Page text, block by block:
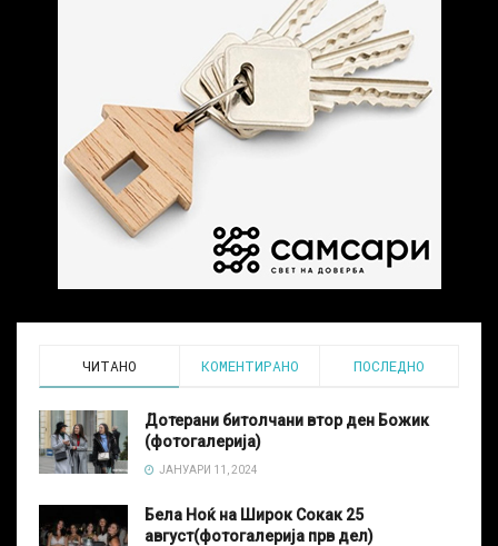
ЧИТАНО КОМЕНТИРАНО ПОСЛЕДНО
Дотерани битолчани втор ден Божик
(фотогалерија)
ЈАНУАРИ 11, 2024
Бела Ноќ на Широк Сокак 25
август(фотогалерија прв дел)